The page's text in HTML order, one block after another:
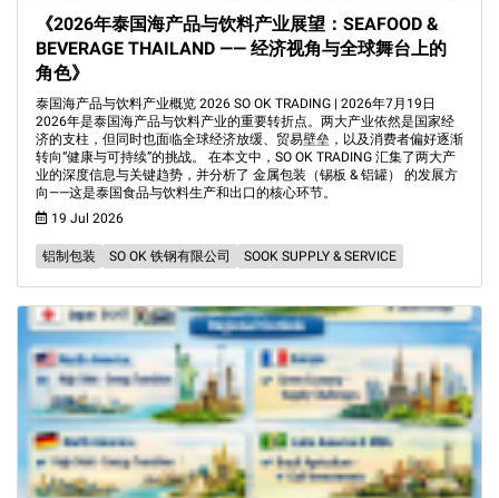
《2026年泰国海产品与饮料产业展望：SEAFOOD &
BEVERAGE THAILAND —— 经济视角与全球舞台上的
角色》
泰国海产品与饮料产业概览 2026 SO OK TRADING | 2026年7月19日
2026年是泰国海产品与饮料产业的重要转折点。两大产业依然是国家经
济的支柱，但同时也面临全球经济放缓、贸易壁垒，以及消费者偏好逐渐
转向“健康与可持续”的挑战。 在本文中，SO OK TRADING 汇集了两大产
业的深度信息与关键趋势，并分析了 金属包装（锡板 & 铝罐） 的发展方
向——这是泰国食品与饮料生产和出口的核心环节。
19 Jul 2026
铝制包装 SO OK 铁钢有限公司 SOOK SUPPLY & SERVICE